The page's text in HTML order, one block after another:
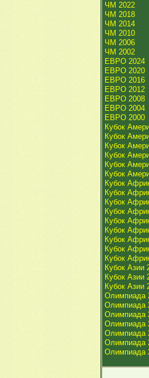
ЧМ 2022
ЧМ 2018
ЧМ 2014
ЧМ 2010
ЧМ 2006
ЧМ 2002
ЕВРО 2024
ЕВРО 2020
ЕВРО 2016
ЕВРО 2012
ЕВРО 2008
ЕВРО 2004
ЕВРО 2000
Кубок
Кубок
Кубок
Кубок
Кубок
Кубок
Кубок
Кубок
Кубок
Кубок
Кубок
Кубок
Кубок
Кубок
Кубок
Кубок Азии
Кубок Азии
Кубок Азии
Олимпиада
Олимпиада
Олимпиада
Олимпиада
Олимпиада
Олимпиада
Олимпиада